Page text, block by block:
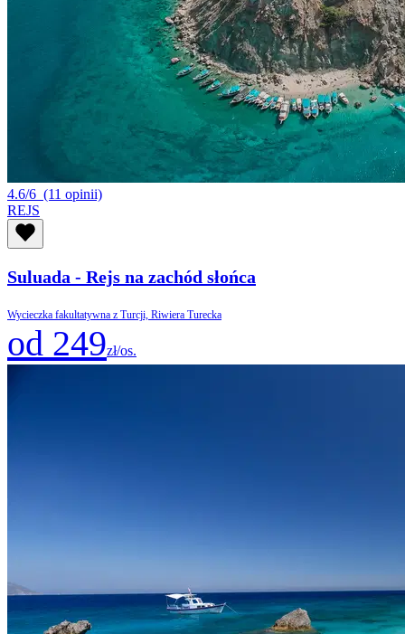
4.6/6 (11 opinii)
REJS
Suluada - Rejs na zachód słońca
Wycieczka fakultatywna z Turcji, Riwiera Turecka
od 249zł/os.